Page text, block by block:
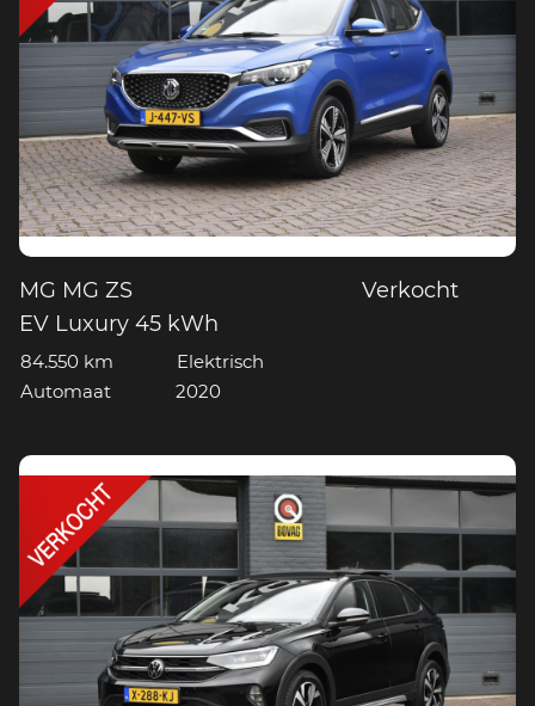
MG MG ZS
EV Luxury 45 kWh
Verkocht
84.550 km
Elektrisch
Automaat
2020